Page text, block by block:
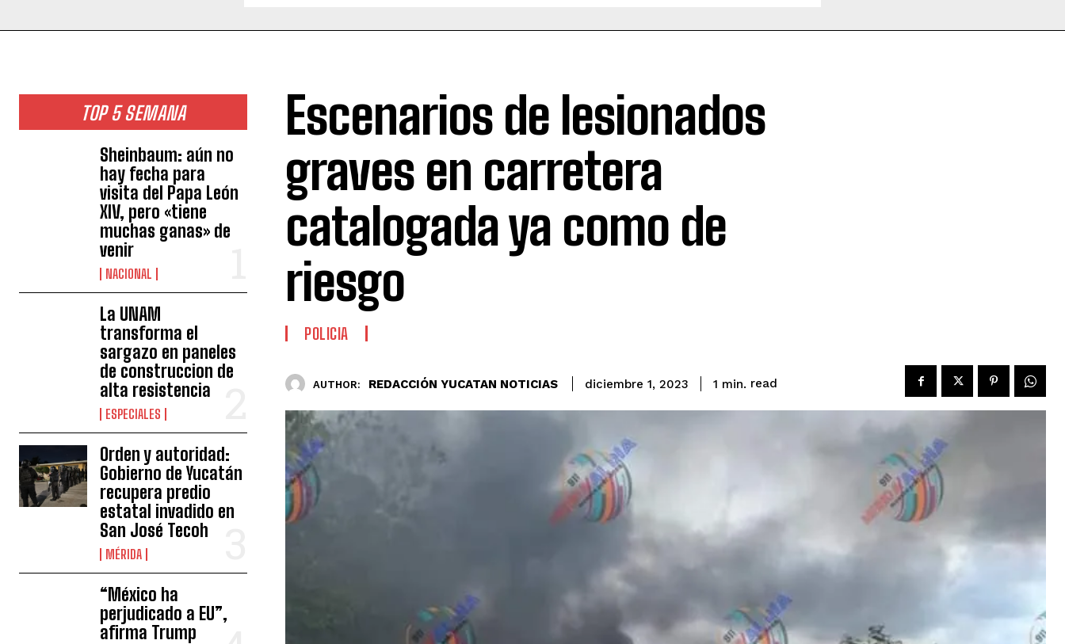
TOP 5 SEMANA
Sheinbaum: aún no
hay fecha para
visita del Papa León
XIV, pero «tiene
muchas ganas» de
venir
NACIONAL
La UNAM
transforma el
sargazo en paneles
de construccion de
alta resistencia
ESPECIALES
Orden y autoridad:
Gobierno de Yucatán
recupera predio
estatal invadido en
San José Tecoh
MÉRIDA
“México ha
perjudicado a EU”,
afirma Trump
Escenarios de lesionados
graves en carretera
catalogada ya como de
riesgo
POLICIA
AUTHOR: REDACCIÓN YUCATAN NOTICIAS diciembre 1, 2023 1 min. read